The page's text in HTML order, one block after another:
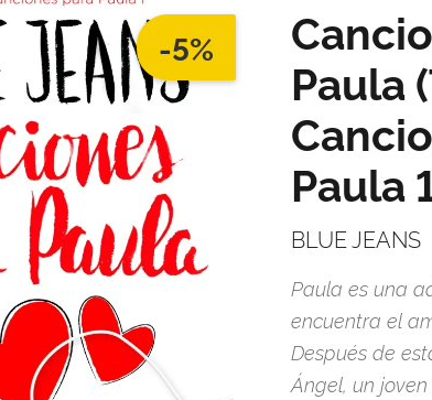
-5%
Paula
Paula
BLUE JEANS
Paula es una
encuentra el
Después de
Ángel, un